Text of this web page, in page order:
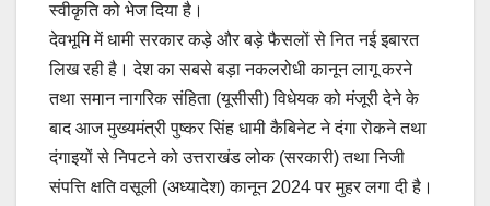
स्वीकृति को भेज दिया है।
देवभूमि में धामी सरकार कड़े और बड़े फैसलों से नित नई इबारत
लिख रही है। देश का सबसे बड़ा नकलरोधी कानून लागू करने
तथा समान नागरिक संहिता (यूसीसी) विधेयक को मंजूरी देने के
बाद आज मुख्यमंत्री पुष्कर सिंह धामी कैबिनेट ने दंगा रोकने तथा
दंगाइयों से निपटने को उत्तराखंड लोक (सरकारी) तथा निजी
संपत्ति क्षति वसूली (अध्यादेश) कानून 2024 पर मुहर लगा दी है।